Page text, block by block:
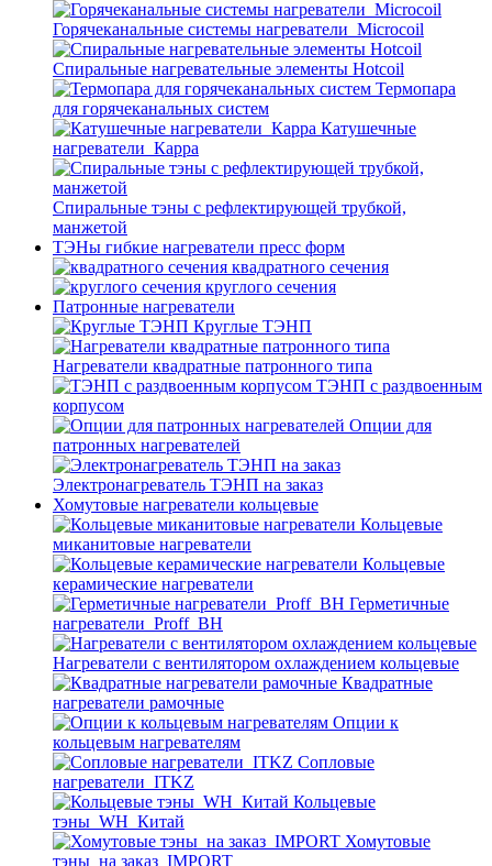
Горячеканальные системы нагреватели_Microcoil
Спиральные нагревательные элементы Hotcoil
Термопара
для горячеканальных систем
Катушечные
нагреватели_Карра
Спиральные тэны с рефлектирующей трубкой,
манжетой
ТЭНы гибкие нагреватели пресс форм
квадратного сечения
круглого сечения
Патронные нагреватели
Круглые ТЭНП
Нагреватели квадратные патронного типа
ТЭНП с раздвоенным
корпусом
Опции для
патронных нагревателей
Электронагреватель ТЭНП на заказ
Хомутовые нагреватели кольцевые
Кольцевые
миканитовые нагреватели
Кольцевые
керамические нагреватели
Герметичные
нагреватели_Proff_BH
Нагреватели с вентилятором охлаждением кольцевые
Квадратные
нагреватели рамочные
Опции к
кольцевым нагревателям
Cопловые
нагреватели_ITKZ
Кольцевые
тэны_WH_Китай
Хомутовые
тэны_на заказ_IMPORT